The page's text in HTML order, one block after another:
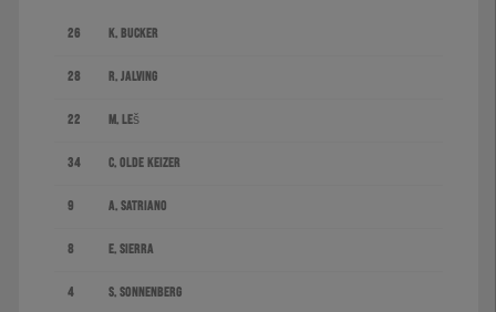
26 K. Bucker
28 R. Jalving
22 M. Leš
34 C. Olde Keizer
9 A. Satriano
8 E. Sierra
4 S. Sonnenberg